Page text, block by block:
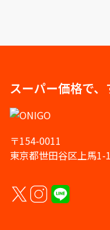
スーパー価格で、
〒154-0011
東京都世田谷区上馬1-